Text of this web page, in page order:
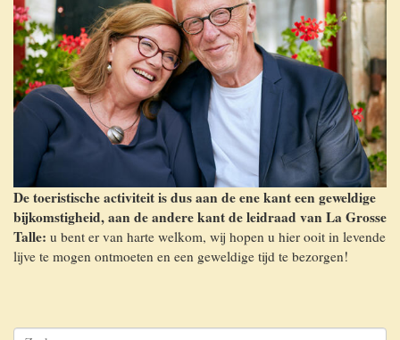
De toeristische activiteit is dus aan de ene kant een geweldige
bijkomstigheid, aan de andere kant de leidraad van La Grosse
Talle: u bent er van harte welkom, wij hopen u hier ooit in levende
lijve te mogen ontmoeten en een geweldige tijd te bezorgen!